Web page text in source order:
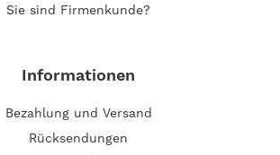
Sie sind Firmenkunde?
Informationen
Bezahlung und Versand
Rücksendungen